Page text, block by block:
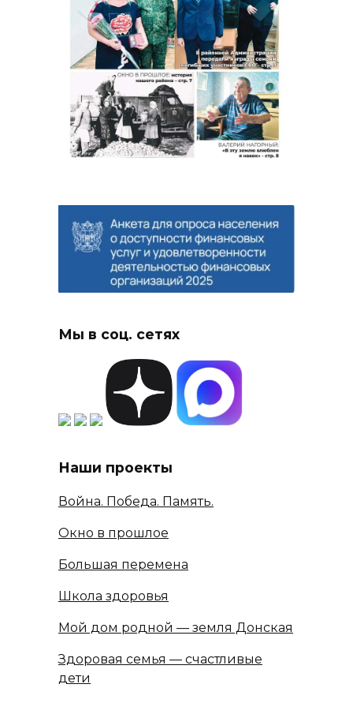
Мы в соц. сетях
Наши проекты
Война. Победа. Память.
Окно в прошлое
Большая перемена
Школа здоровья
Мой дом родной — земля Донская
Здоровая семья — счастливые
дети